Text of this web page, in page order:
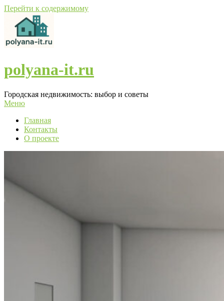
Перейти к содержимому
polyana-it.ru
Городская недвижимость: выбор и советы
Меню
Главная
Контакты
О проекте